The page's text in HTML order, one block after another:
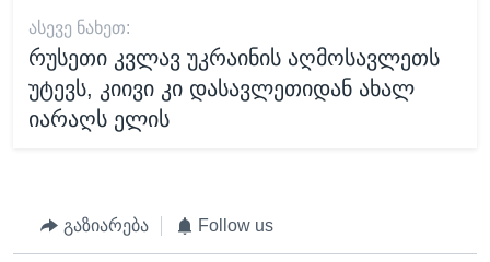
ᲐᲡᲔᲕᲔ ᲜᲐᲮᲔᲗ:
რუსეთი კვლავ უკრაინის აღმოსავლეთს
უტევს, კიივი კი დასავლეთიდან ახალ
იარაღს ელის
გაზიარება Follow us